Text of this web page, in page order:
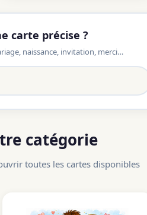
carte précise ?
naissance, invitation, merci…
catégorie
toutes les cartes disponibles